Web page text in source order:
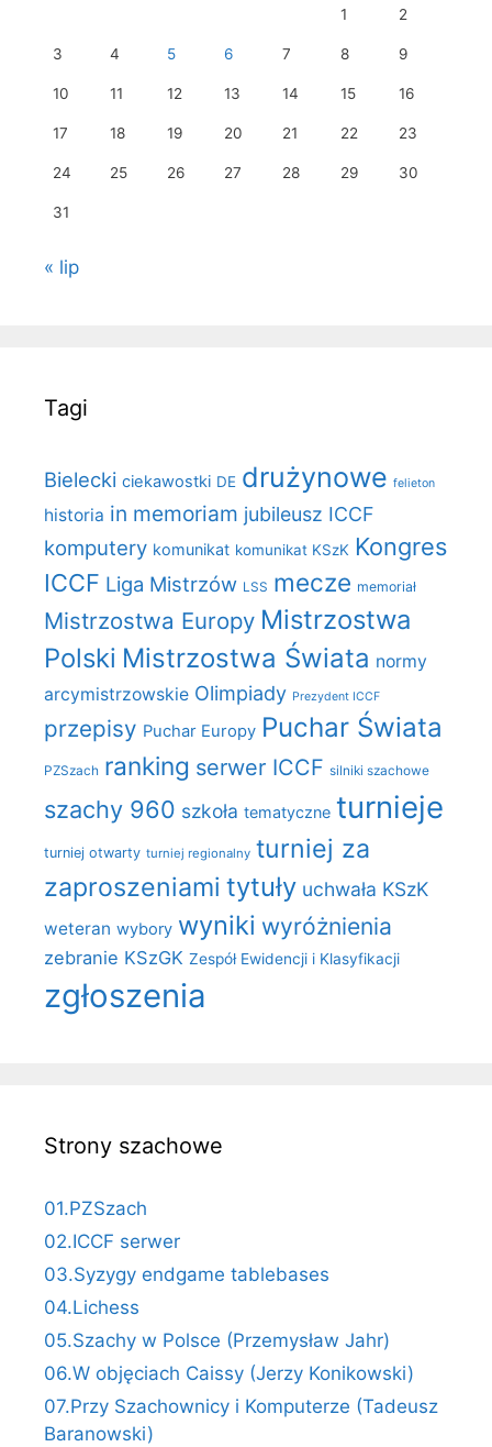
1 2
3 4 5 6 7 8 9
10 11 12 13 14 15 16
17 18 19 20 21 22 23
24 25 26 27 28 29 30
31
« lip
Tagi
Bielecki ciekawostki DE drużynowe felieton
historia in memoriam jubileusz ICCF
komputery komunikat komunikat KSzK Kongres
ICCF Liga Mistrzów LSS mecze memoriał
Mistrzostwa Europy Mistrzostwa
Polski Mistrzostwa Świata normy
arcymistrzowskie Olimpiady Prezydent ICCF
przepisy Puchar Europy Puchar Świata
PZSzach ranking serwer ICCF silniki szachowe
szachy 960 szkoła tematyczne turnieje
turniej otwarty turniej regionalny turniej za
zaproszeniami tytuły uchwała KSzK
weteran wybory wyniki wyróżnienia
zebranie KSzGK Zespół Ewidencji i Klasyfikacji
zgłoszenia
Strony szachowe
01.PZSzach
02.ICCF serwer
03.Syzygy endgame tablebases
04.Lichess
05.Szachy w Polsce (Przemysław Jahr)
06.W objęciach Caissy (Jerzy Konikowski)
07.Przy Szachownicy i Komputerze (Tadeusz
Baranowski)